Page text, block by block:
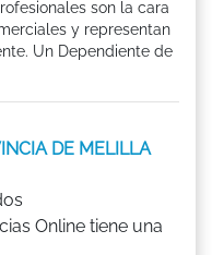
son la cara
y representan
Un Dependiente de
DE MELILLA
Online tiene una